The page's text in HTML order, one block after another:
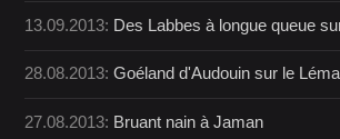
13.09.2013: Des Labbes à longue queue
28.08.2013:Goéland d'Audouin sur le
27.08.2013: Bruant nain à Jaman